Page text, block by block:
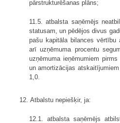
pārstrukturēšanas plāns;
11.5. atbalsta saņēmējs
statusam, un pēdējos divus
pašu kapitāla bilances
arī uzņēmuma procentu
uzņēmuma ieņēmumiem
un amortizācijas
1,0.
12. Atbalstu nepiešķir, ja:
12.1. atbalsta saņēmējs